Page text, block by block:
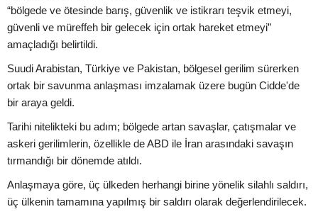
“bölgede ve ötesinde barış, güvenlik ve istikrarı teşvik etmeyi,
güvenli ve müreffeh bir gelecek için ortak hareket etmeyi”
amaçladığı belirtildi.
Suudi Arabistan, Türkiye ve Pakistan, bölgesel gerilim sürerken
ortak bir savunma anlaşması imzalamak üzere bugün Cidde'de
bir araya geldi.
Tarihi nitelikteki bu adım; bölgede artan savaşlar, çatışmalar ve
askeri gerilimlerin, özellikle de ABD ile İran arasındaki savaşın
tırmandığı bir dönemde atıldı.
Anlaşmaya göre, üç ülkeden herhangi birine yönelik silahlı saldırı,
üç ülkenin tamamına yapılmış bir saldırı olarak değerlendirilecek.